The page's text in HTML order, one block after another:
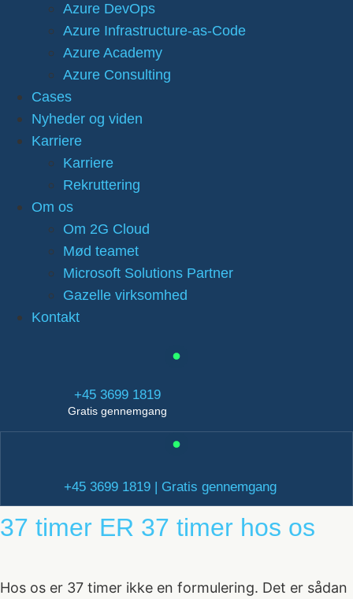
Azure DevOps
Azure Infrastructure-as-Code
Azure Academy
Azure Consulting
Cases
Nyheder og viden
Karriere
Karriere
Rekruttering
Om os
Om 2G Cloud
Mød teamet
Microsoft Solutions Partner
Gazelle virksomhed
Kontakt
+45 3699 1819
Gratis gennemgang
+45 3699 1819 | Gratis gennemgang
37 timer ER 37 timer hos os
Hos os er 37 timer ikke en formulering. Det er sådan